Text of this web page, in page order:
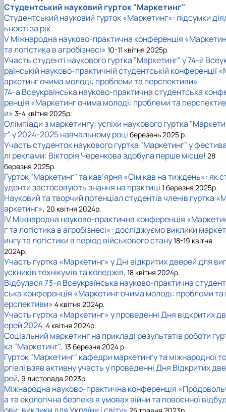
Студентський науковий гурток "Маркетинг"
Студентський науковий гурток «Маркетинг»: підсумки
ьності за рік
V Міжнародна науково-практична конференція
та логістика в агробізнесі» 10-11 квітня 2025р.
Участь студенті наукового гуртка "Маркетинг" у 74-й
раїнській науково-практичній студентській конференції
аркетинг очима молоді: проблеми та перспективи»
74-а Всеукраїнська науково-практична студентська
ренція «Маркетинг очима молоді: проблеми та перспектив
и» 3-4 квітня 2025р.
Олімпіади з маркетингу: успіхи наукового гуртка
г" у 2024-2025 навчальному році березень 2025 р.
Участь студенток наукового гуртка "Маркетинг" у
лі реклами: Вікторія Черенкова здобула перше місце! 28
березня 2025р.
Гурток "Маркетинг" та кав’ярня «Сім кав на тиждень»: як
уденти застосовують знання на практиці 1 березня 2025р.
Науковий та творчий потенціал студентів членів гуртка
аркетинг», 20 квітня 2024р.
IV Міжнародна науково-практична конференція
г та логістика в агробізнесі»: досліджуємо виклики маркет
ингу та логістики в період військового стану18-19 квітня
2024р.
Участь гуртка «Маркетинг» у Дні відкритих дверей для
ускників технікумів та коледжів, 18 квітня 2024р.
Відбулася 73-я Всеукраїнська науково-практична студент
ська конференція «Маркетинг очима молоді: проблеми та
ерспективи» 4 квітня 2024р.
Участь гуртка «Маркетинг» у проведенні Дня відкритих дв
ерей 2024, 4 квітня 2024р.
Соціальний маркетинг на прикладі результатів роботи
ка "Маркетинг", 13 березня 2024 р.
Гурток "Маркетинг" кафедри маркетингу та міжнародної то
ргівлі взяв активну участь у проведенні Дня Відкритих две
рей, 9 листопада 2023р.
Міжнародна науково-практична конференція
а та екологічна безпека в умовах війни та повоєнної